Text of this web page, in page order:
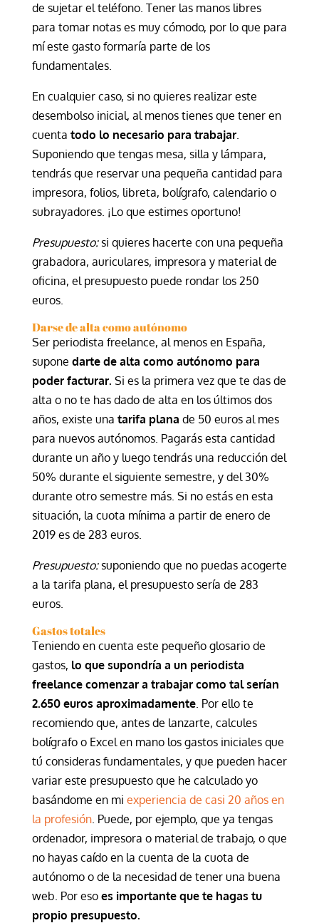
de sujetar el teléfono. Tener las manos libres
para tomar notas es muy cómodo, por lo que para
mí este gasto formaría parte de los
fundamentales.
En cualquier caso, si no quieres realizar este
desembolso inicial, al menos tienes que tener en
cuenta todo lo necesario para trabajar.
Suponiendo que tengas mesa, silla y lámpara,
tendrás que reservar una pequeña cantidad para
impresora, folios, libreta, bolígrafo, calendario o
subrayadores. ¡Lo que estimes oportuno!
Presupuesto:si quieres hacerte con una pequeña
grabadora, auriculares, impresora y material de
oficina, el presupuesto puede rondar los 250
euros.
Darse de alta como autónomo
Ser periodista freelance, al menos en España,
supone darte de alta como autónomo para
poder facturar. Si es la primera vez que te das de
alta o no te has dado de alta en los últimos dos
años, existe una tarifa plana de 50 euros al mes
para nuevos autónomos. Pagarás esta cantidad
durante un año y luego tendrás una reducción del
50% durante el siguiente semestre, y del 30%
durante otro semestre más. Si no estás en esta
situación, la cuota mínima a partir de enero de
2019 es de 283 euros.
Presupuesto:suponiendo que no puedas acogerte
a la tarifa plana, el presupuesto sería de 283
euros.
Gastos totales
Teniendo en cuenta este pequeño glosario de
gastos, lo que supondría a un periodista
freelance comenzar a trabajar como tal serían
2.650 euros aproximadamente. Por ello te
recomiendo que, antes de lanzarte, calcules
bolígrafo o Excel en mano los gastos iniciales que
tú consideras fundamentales, y que pueden hacer
variar este presupuesto que he calculado yo
basándome en mi experiencia de casi 20 años en
la profesión. Puede, por ejemplo, que ya tengas
ordenador, impresora o material de trabajo, o que
no hayas caído en la cuenta de la cuota de
autónomo o de la necesidad de tener una buena
web. Por eso es importante que te hagas tu
propio presupuesto.